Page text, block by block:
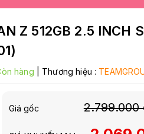
Z 512GB 2.5 INCH
hàng Thương hiệu :
Giá gốc 2.799.000